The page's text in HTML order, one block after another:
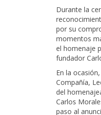
Durante la
por su
momentos
el homenaje
fundador
En la
Compañía,
del
Carlos
paso al